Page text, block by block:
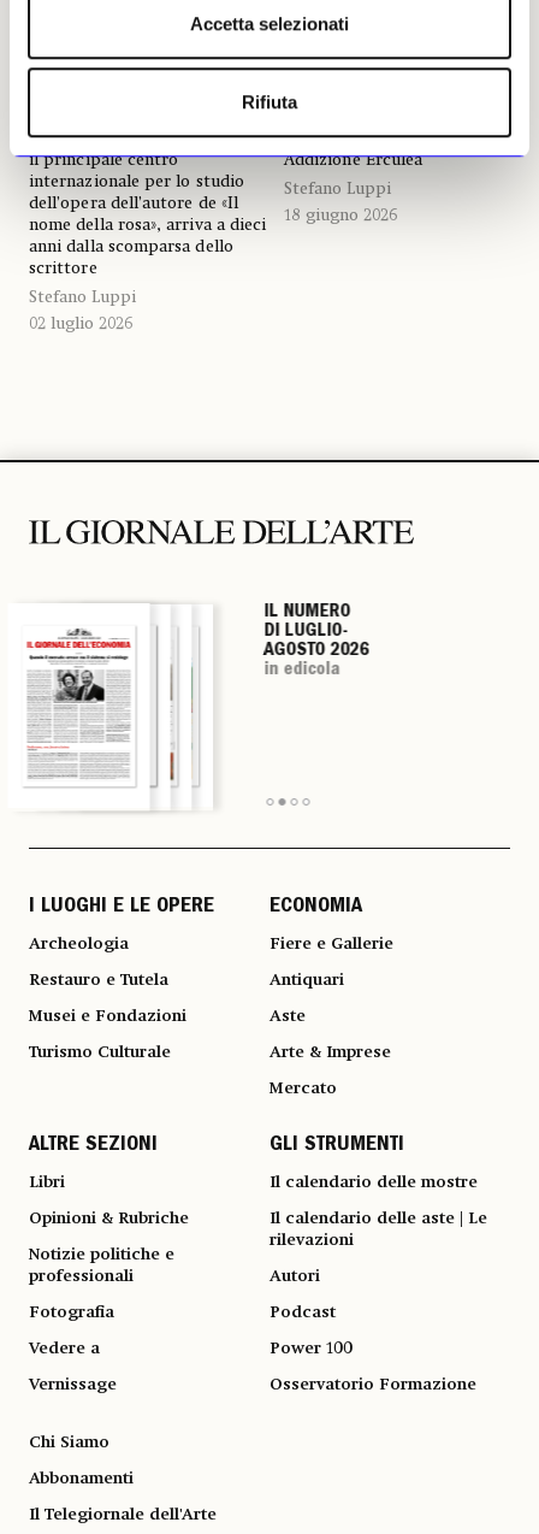
Accetta selezionati
Rifiuta
pubblico la «Biblioteca
Il nuovo spazio con oltre
32mila libri posti su due piani
tematici, destinato a diventare
il principale centro
internazionale per lo studio
dell’opera dell’autore de «Il
nome della rosa», arriva a dieci
anni dalla scomparsa dello
scrittore
Stefano Luppi
02 luglio 2026
capolavoro che Biagio
Rossetti progettò per il
medico degli Este
Si tratta di Palazzo Prosperi-
Diamanti, nella cosiddetta
Addizione Erculea
Stefano Luppi
18 giugno 2026
IL NUMERO
DI LUGLIO-
AGOSTO 2026
in edicola
IL NUMERO
DI LUGLIO-
AGOSTO 2026
in edicola
IL NUMERO
DI LUGLIO-
AGOSTO 2026
in edicola
IL NUMERO
DI LUGLIO-
AGOSTO 2026
in edicola
I LUOGHI E LE OPERE
Archeologia
Restauro e Tutela
Musei e Fondazioni
Turismo Culturale
ECONOMIA
Fiere e Gallerie
Antiquari
Aste
Arte & Imprese
Mercato
ALTRE SEZIONI
Libri
Opinioni & Rubriche
Notizie politiche e
professionali
Fotografia
Vedere a
Vernissage
GLI STRUMENTI
Il calendario delle mostre
Il calendario delle aste | Le
rilevazioni
Autori
Podcast
Power 100
Osservatorio Formazione
Chi Siamo
Abbonamenti
Il Telegiornale dell'Arte